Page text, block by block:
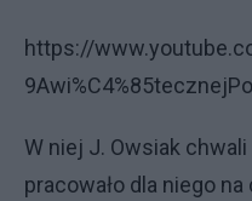
https://
W niej J. Owsiak
pracowało dla niego